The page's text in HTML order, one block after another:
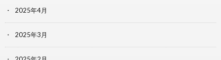
2025年4月
2025年3月